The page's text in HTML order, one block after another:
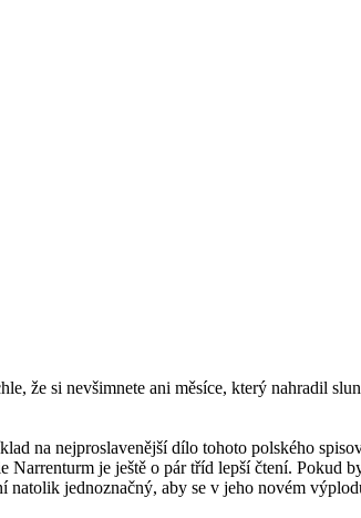
že si nevšimnete ani měsíce, který nahradil
na nejproslavenější dílo tohoto polského
je ještě o pár tříd lepší čtení. Pokud
jednoznačný, aby se v jeho novém